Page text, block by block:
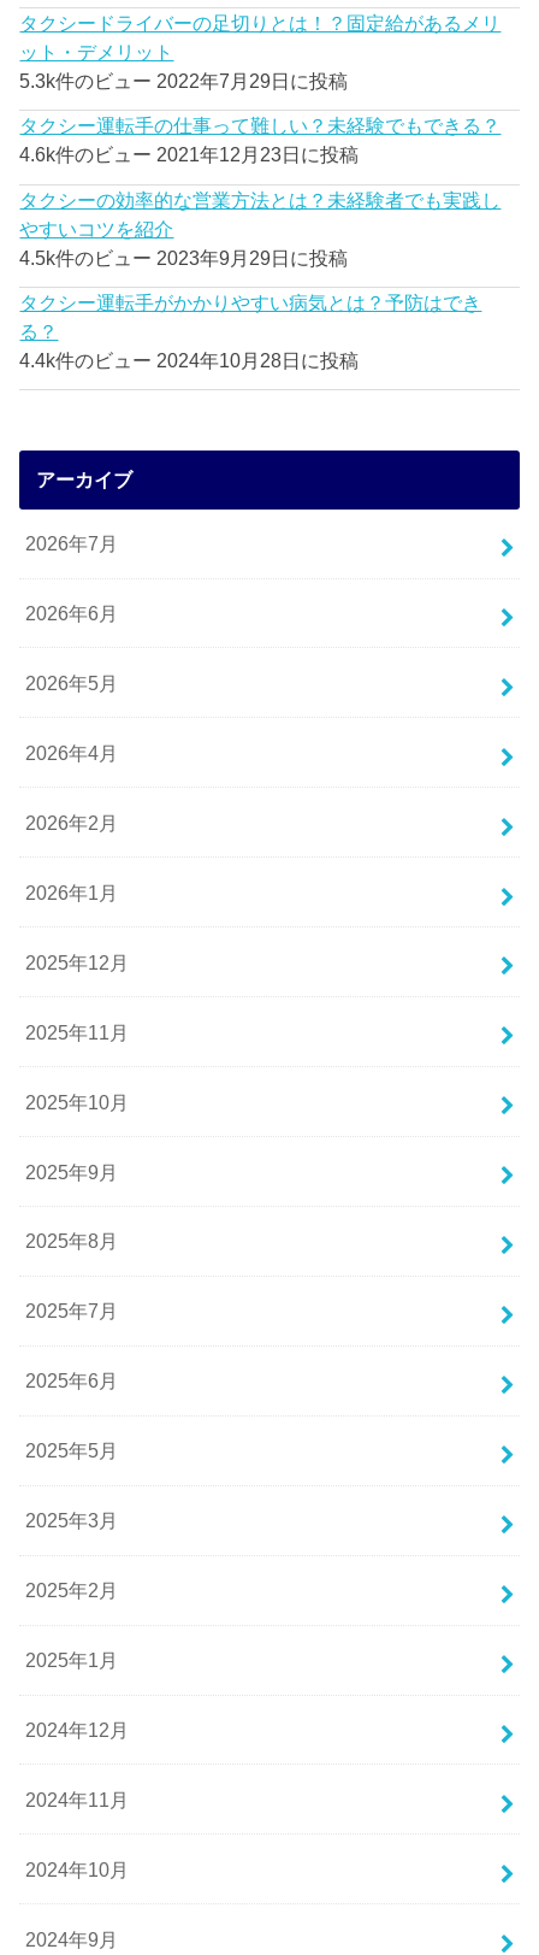
タクシードライバーの足切りとは！？固定給があるメリ
ット・デメリット
5.3k件のビュー 2022年7月29日に投稿
タクシー運転手の仕事って難しい？未経験でもできる？
4.6k件のビュー 2021年12月23日に投稿
タクシーの効率的な営業方法とは？未経験者でも実践し
やすいコツを紹介
4.5k件のビュー 2023年9月29日に投稿
タクシー運転手がかかりやすい病気とは？予防はでき
る？
4.4k件のビュー 2024年10月28日に投稿
アーカイブ
2026年7月
2026年6月
2026年5月
2026年4月
2026年2月
2026年1月
2025年12月
2025年11月
2025年10月
2025年9月
2025年8月
2025年7月
2025年6月
2025年5月
2025年3月
2025年2月
2025年1月
2024年12月
2024年11月
2024年10月
2024年9月